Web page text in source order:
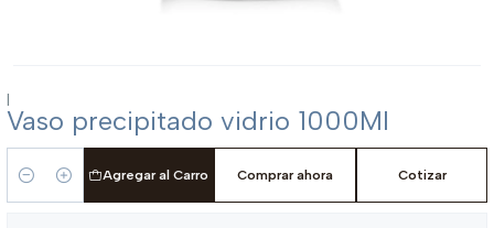
|
Vaso precipitado vidrio 1000Ml
Cantidad
Agregar al Carro Comprar ahora Cotizar